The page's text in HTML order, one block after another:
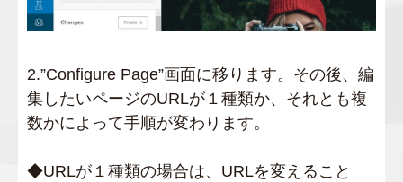
2.”Configure Page”画面に移ります。その後、編
集したいページのURLが１種類か、それとも複
数かによって手順が変わります。
◆URLが１種類の場合は、URLを変えること